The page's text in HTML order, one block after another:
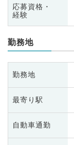
応募資格・
経験
勤務地
勤務地
最寄り駅
自動車通勤